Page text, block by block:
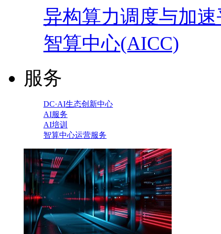
异构算力调度与加
智算中心(AICC)
服务
DC·AI生态创新中心
AI服务
AI培训
智算中心运营服务